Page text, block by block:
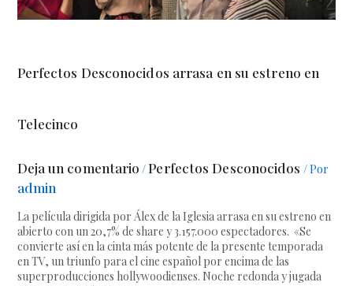
Perfectos Desconocidos arrasa en su estreno en
Telecinco
Deja un comentario /Perfectos Desconocidos / Por
admin
La película dirigida por Álex de la Iglesia arrasa en su estreno en
abierto con un 20,7% de share y 3.157.000 espectadores. «Se
convierte así en la cinta más potente de la presente temporada
en TV, un triunfo para el cine español por encima de las
superproducciones hollywoodienses. Noche redonda y jugada